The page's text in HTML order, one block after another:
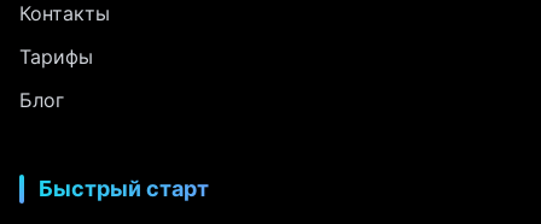
Контакты
Тарифы
Блог
Быстрый старт